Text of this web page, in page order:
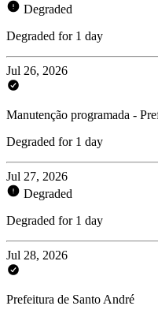
Degraded
Degraded for 1 day
Jul 26, 2026
Manutenção programada -
Degraded for 1 day
Jul 27, 2026
Degraded
Degraded for 1 day
Jul 28, 2026
Prefeitura de Santo André